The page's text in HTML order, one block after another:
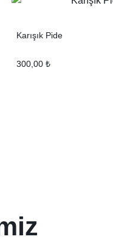
Karışık Pide
300,00 ₺